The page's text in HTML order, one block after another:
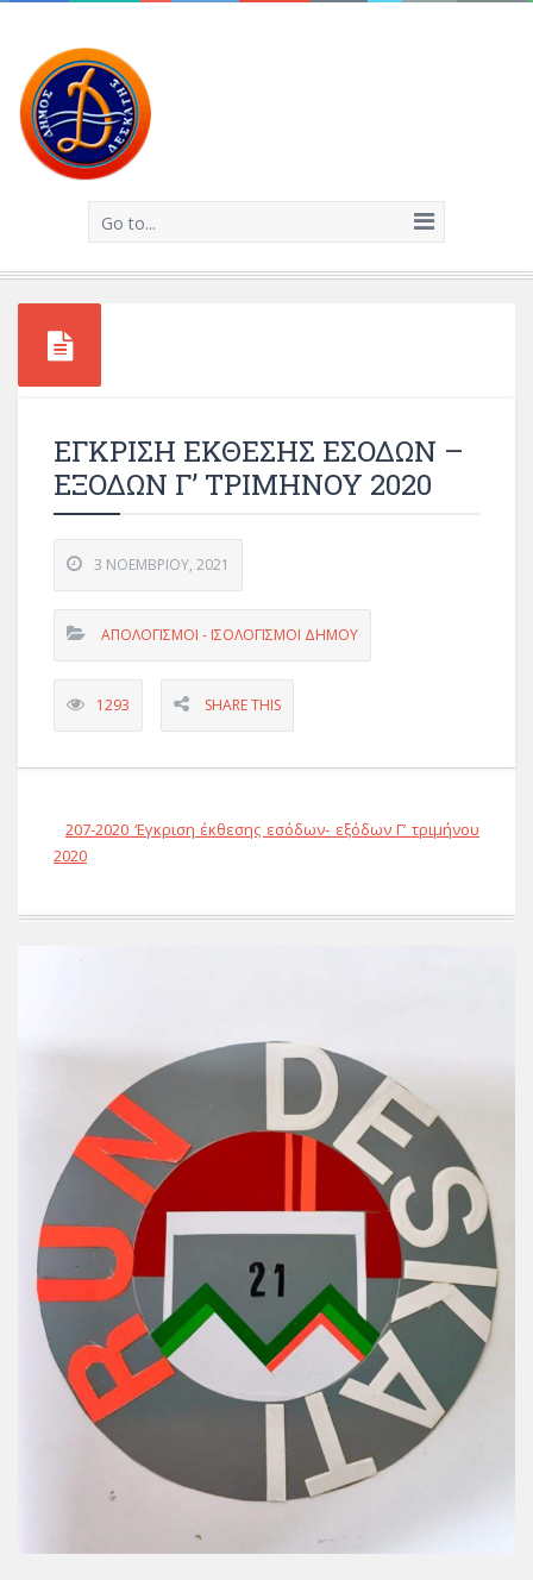
Go to...
ΕΓΚΡΙΣΗ ΕΚΘΕΣΗΣ ΕΣΟΔΩΝ –
ΕΞΟΔΩΝ Γ’ ΤΡΙΜΗΝΟΥ 2020
3 ΝΟΕΜΒΡΊΟΥ, 2021
ΑΠΟΛΟΓΙΣΜΟΊ - ΙΣΟΛΟΓΙΣΜΟΊ ΔΉΜΟΥ
1293 SHARE THIS
207-2020 ‘Εγκριση έκθεσης εσόδων- εξόδων Γ’ τριμήνου
2020